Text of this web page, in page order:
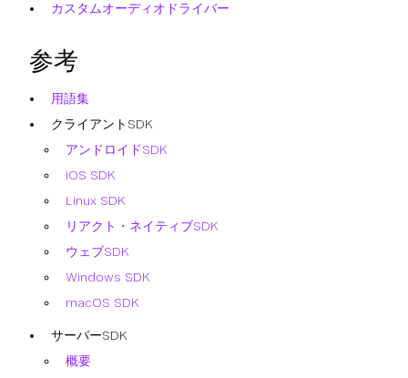
カスタムオーディオドライバー
参考
用語集
クライアントSDK
アンドロイドSDK
iOS SDK
Linux SDK
リアクト・ネイティブSDK
ウェブSDK
Windows SDK
macOS SDK
サーバーSDK
概要